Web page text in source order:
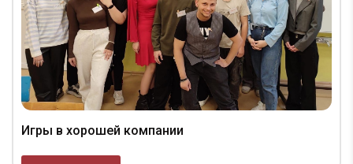
Игры в хорошей компании